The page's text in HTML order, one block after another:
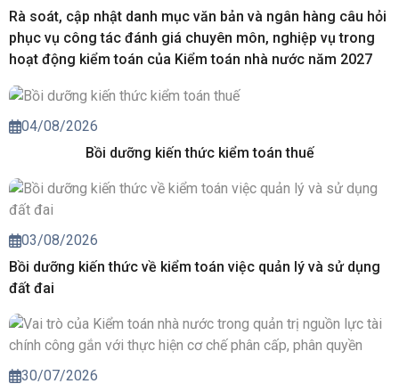
Rà soát, cập nhật danh mục văn bản và ngân hàng câu hỏi
phục vụ công tác đánh giá chuyên môn, nghiệp vụ trong
hoạt động kiểm toán của Kiểm toán nhà nước năm 2027
04/08/2026
Bồi dưỡng kiến thức kiểm toán thuế
03/08/2026
Bồi dưỡng kiến thức về kiểm toán việc quản lý và sử dụng
đất đai
30/07/2026